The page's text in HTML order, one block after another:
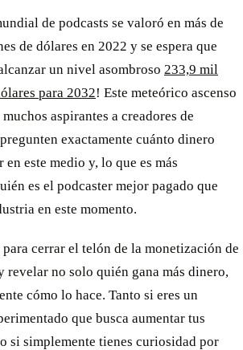
de podcasts se valoró en más de
de dólares en 2022 y se espera que
un nivel asombroso 233,9 mil
para 2032! Este meteórico ascenso
aspirantes a creadores de
exactamente cuánto dinero
en este medio y, lo que es más
es el podcaster mejor pagado que
en este momento.
para cerrar el telón de la monetización de
revelar no solo quién gana más dinero,
cómo lo hace. Tanto si eres un
que busca aumentar tus
si simplemente tienes curiosidad por